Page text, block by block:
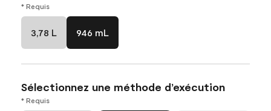
* Requis
3,78 L 946 mL
Sélectionnez une méthode d’exécution
* Requis